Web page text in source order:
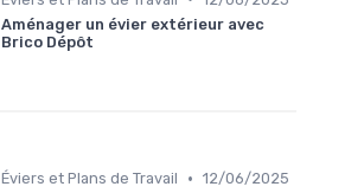
Aménager un évier extérieur avec
Brico Dépôt
Éviers et Plans de Travail • 12/06/2025